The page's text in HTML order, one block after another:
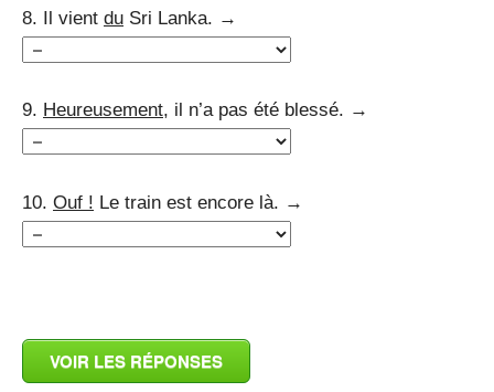
8. Il vient du Sri Lanka. →
9. Heureusement, il n’a pas été blessé. →
10. Ouf ! Le train est encore là. →
VOIR LES RÉPONSES